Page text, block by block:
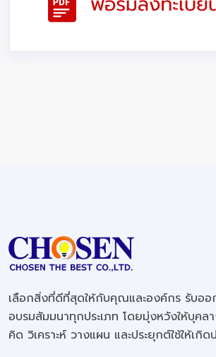
เลือกสิ่งที่ดีที่สุดให้กับคุณและองค์กร รับอ
อบรมสัมมนาทุกประเภท โดยมุ่งหวังให้บุคลา
คิด วิเคราะห์ วางแผน และประยุกต์ใช้ให้เกิ